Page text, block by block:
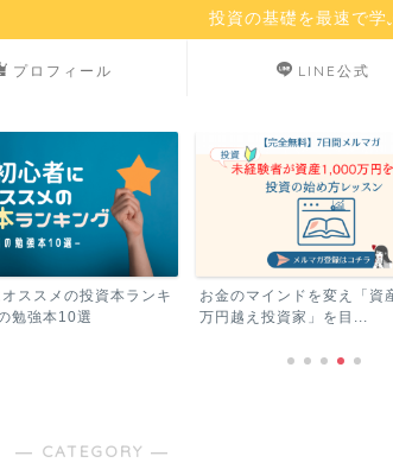
投資の基礎を最速で学
プロフィール LINE公式
ススメの投資本ランキ
勉強本10選
お金のマインドを変え「資
万円越え投資家」を目...
― CATEGORY ―